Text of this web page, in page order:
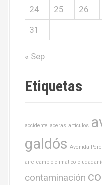
24 25 26
31
« Sep
Etiquetas
accidente aceras artículos
galdós Avenida
aire cambio climatico
contaminación